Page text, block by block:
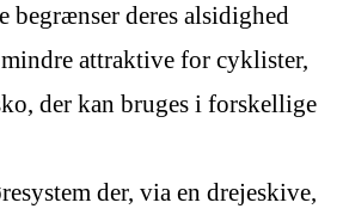
begrænser deres alsidighed
attraktive for cyklister,
der kan bruges i forskellige
der, via en drejeskive,